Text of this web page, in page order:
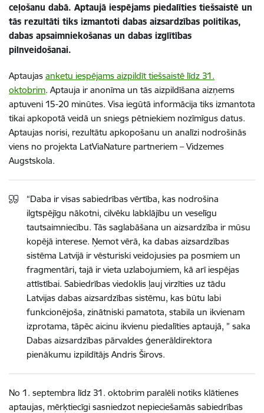
ceļošanu dabā. Aptaujā iespējams piedalīties tiešsaistē un
tās rezultāti tiks izmantoti dabas aizsardzības politikas,
dabas apsaimniekošanas un dabas izglītības
pilnveidošanai.
Aptaujas anketu iespējams aizpildīt tiešsaistē līdz 31.
oktobrim. Aptauja ir anonīma un tās aizpildīšana aizņems
aptuveni 15-20 minūtes. Visa iegūtā informācija tiks izmantota
tikai apkopotā veidā un sniegs pētniekiem nozīmīgus datus.
Aptaujas norisi, rezultātu apkopošanu un analīzi nodrošinās
viens no projekta LatViaNature partneriem – Vidzemes
Augstskola.
“Daba ir visas sabiedrības vērtība, kas nodrošina
ilgtspējīgu nākotni, cilvēku labklājību un veselīgu
tautsaimniecību. Tās saglabāšana un aizsardzība ir mūsu
kopējā interese. Ņemot vērā, ka dabas aizsardzības
sistēma Latvijā ir vēsturiski veidojusies pa posmiem un
fragmentāri, tajā ir vieta uzlabojumiem, kā arī iespējas
attīstībai. Sabiedrības viedoklis ļauj virzīties uz tādu
Latvijas dabas aizsardzības sistēmu, kas būtu labi
funkcionējoša, zinātniski pamatota, stabila un ikvienam
izprotama, tāpēc aicinu ikvienu piedalīties aptaujā, ” saka
Dabas aizsardzības pārvaldes ģenerāldirektora
pienākumu izpildītājs Andris Širovs.
No 1. septembra līdz 31. oktobrim paralēli notiks klātienes
aptaujas, mērķtiecīgi sasniedzot nepieciešamās sabiedrības